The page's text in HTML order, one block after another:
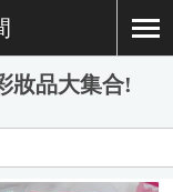
妝品大集合!